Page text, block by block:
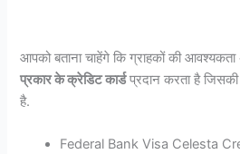
आपको बताना चाहेंगे कि ग्राहकों की
प्रकार के क्रेडिट कार्डप्रदान करता है
है.
Federal Bank Visa Celesta